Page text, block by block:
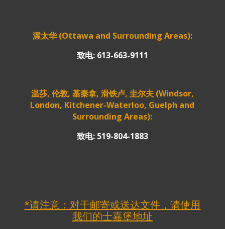
渥太华 (Ottawa and Surrounding Areas):
致电: 613-663-9111
温莎, 伦敦, 基秦拿, 滑铁卢, 圭尔夫 (Windsor,
London, Kitchener-Waterloo, Guelph and
Surrounding Areas):
致电: 519-804-1883
*请注意：对于邮寄或送达文件，请使用
我们的士嘉堡地址